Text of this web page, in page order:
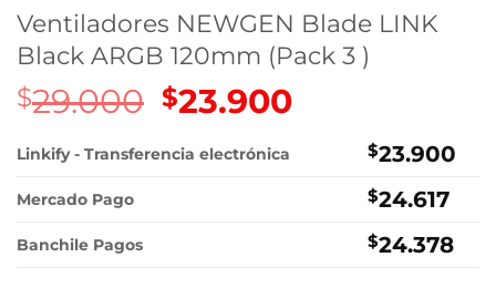
Ventiladores NEWGEN Blade LINK
Black ARGB 120mm (Pack 3 )
$29.000 El
precio
original
$23.900El
actual
$23.900.
Linkify - Transferencia electrónica $23.900
Mercado Pago $24.617
Banchile Pagos $24.378